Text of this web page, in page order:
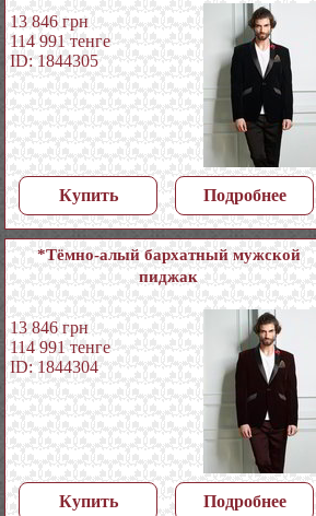
13 846 грн
114 991 тенге
ID: 1844305
Купить Подробнее
*Тёмно-алый бархатный мужской
пиджак
13 846 грн
114 991 тенге
ID: 1844304
Купить Подробнее